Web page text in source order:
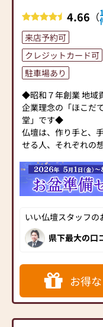
連絡ください。
・社員による無料配達
置（宮城県内）
・買替に伴う古い仏壇
取り無料
・お仏壇の修理修復
■地域の皆様のため
仙台市のお客様はもち
のこと、宮城県内外
くのお客様がいらっ
が、駐車場も完備し
ます。
症対策の取り組み
・店頭に消毒液を設
ています。
をあけるよう努めて
・定期的に換気を
います。
・店内の消毒作業
ています。
彼岸に限らず、
日常的にお立ち寄りい
けるお店です。
◆お位牌、お念珠等、
も充実した品揃え◆
お陰様で多くのお客
お位牌・仏具のご用
戴しております。
ご宗旨・ご宗派に合
切なご提案をさせて
きます。
◆アフターケアもお
ださい◆
ざいましたら何なり
し付けください。
お仏壇ご成約のお客
城県全域配送無料です
仏壇・お墓・葬儀を
るほこだて仏光堂は仏
般のサポートをさせて
だきます。
4.66 （
来店予約可
クレジットカード可
駐車場あり
◆昭和７年創業 地域
企業理念の「ほこだ
堂」です◆
仏壇は、作り手と、
せる人、それぞれの
ほこだて仏光堂は、
を大切に、頼れるお
を目指しています。
◆仏壇展示本数は１
以上◆
宮城県内に５店舗、
えと価格を実現して
仙台泉店の品揃えはエ
NO.1です。
商品構成は、伝統仏
いい仏壇スタッフ
県下最大の口
豊富な品揃え
在感溢れる伝
上！特に、お
神棚・神徒壇
具・仏事小物
た、お仏壇だ
含めて、仏事
頼と実績の
切・丁寧にし
お得